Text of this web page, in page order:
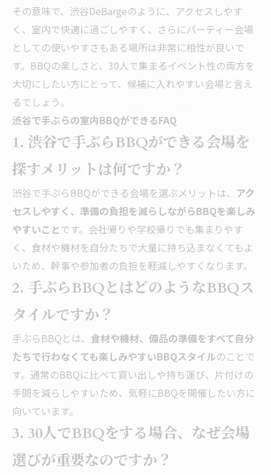
その意味で、渋谷DeBargeのように、アクセスしやす
く、室内で快適に過ごしやすく、さらにパーティー会場
としての使いやすさもある場所は非常に相性が良いで
す。BBQの楽しさと、30人で集まるイベント性の両方を
大切にしたい方にとって、候補に入れやすい会場と言え
るでしょう。
渋谷で手ぶらの室内BBQができるFAQ
1. 渋谷で手ぶらBBQができる会場を
探すメリットは何ですか？
渋谷で手ぶらBBQができる会場を選ぶメリットは、 アク
セスしやすく、準備の負担を減らしながらBBQを楽しみ
やすいことです。会社帰りや学校帰りでも集まりやす
く、食材や機材を自分たちで大量に持ち込まなくてもよ
いため、幹事や参加者の負担を軽減しやすくなります。
2. 手ぶらBBQとはどのようなBBQス
タイルですか？
手ぶらBBQとは、 食材や機材、備品の準備をすべて自分
たちで行わなくても楽しみやすいBBQスタイルのことで
す。通常のBBQに比べて買い出しや持ち運び、片付けの
手間を減らしやすいため、気軽にBBQを開催したい方に
向いています。
3. 30人でBBQをする場合、なぜ会場
選びが重要なのですか？